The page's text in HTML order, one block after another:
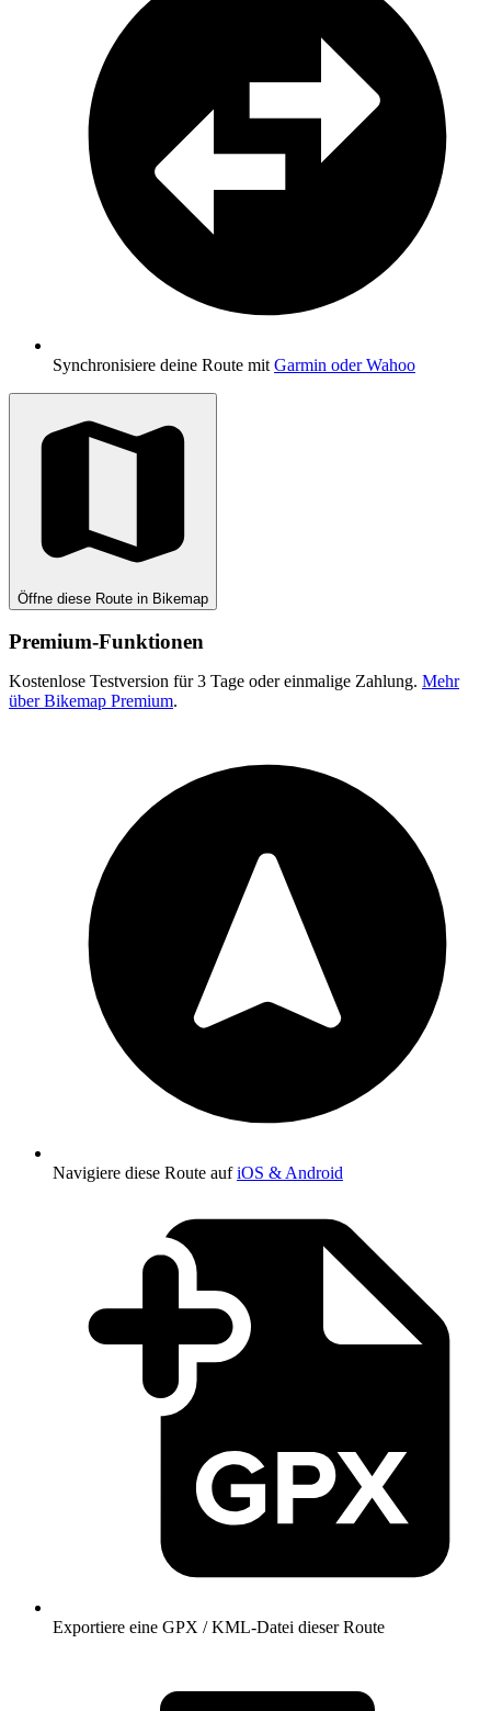
Synchronisiere deine Route mit Garmin oder Wahoo
Öffne diese Route in Bikemap
Premium-Funktionen
Kostenlose Testversion für 3 Tage oder einmalige Zahlung. Mehr
über Bikemap Premium.
Navigiere diese Route aufiOS & Android
Exportiere eine GPX / KML-Datei dieser Route